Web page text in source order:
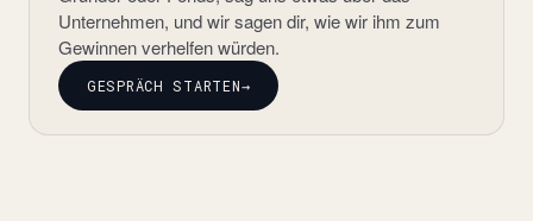
Unternehmen, und wir sagen dir, wie wir ihm zum
Gewinnen verhelfen würden.
GESPRÄCH STARTEN→